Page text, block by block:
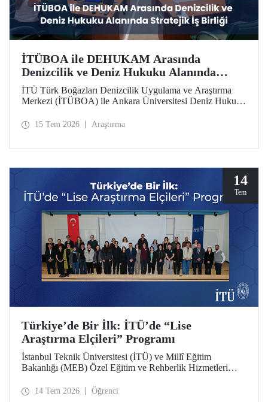
İTÜBOA ile DEHUKAM Arasında
Denizcilik ve Deniz Hukuku Alanında
Stratejik İş Birliği
İTÜ Türk Boğazları Denizcilik Uygulama ve Araştırma
Merkezi (İTÜBOA) ile Ankara Üniversitesi Deniz Hukuku
denizcilik politikalarını ve Mavi Vatan vizyonunu bilimsel
15 Tem 2026 Araştırma
14
Tem
Türkiye’de Bir İlk: İTÜ’de “Lise
Araştırma Elçileri” Programı
İstanbul Teknik Üniversitesi (İTÜ) ve Millî Eğitim
Bakanlığı (MEB) Özel Eğitim ve Rehberlik Hizmetleri
protokolü, üstün yetenekli lise öğrencilerini “araştırma
14 Tem 2026 Öğrenci